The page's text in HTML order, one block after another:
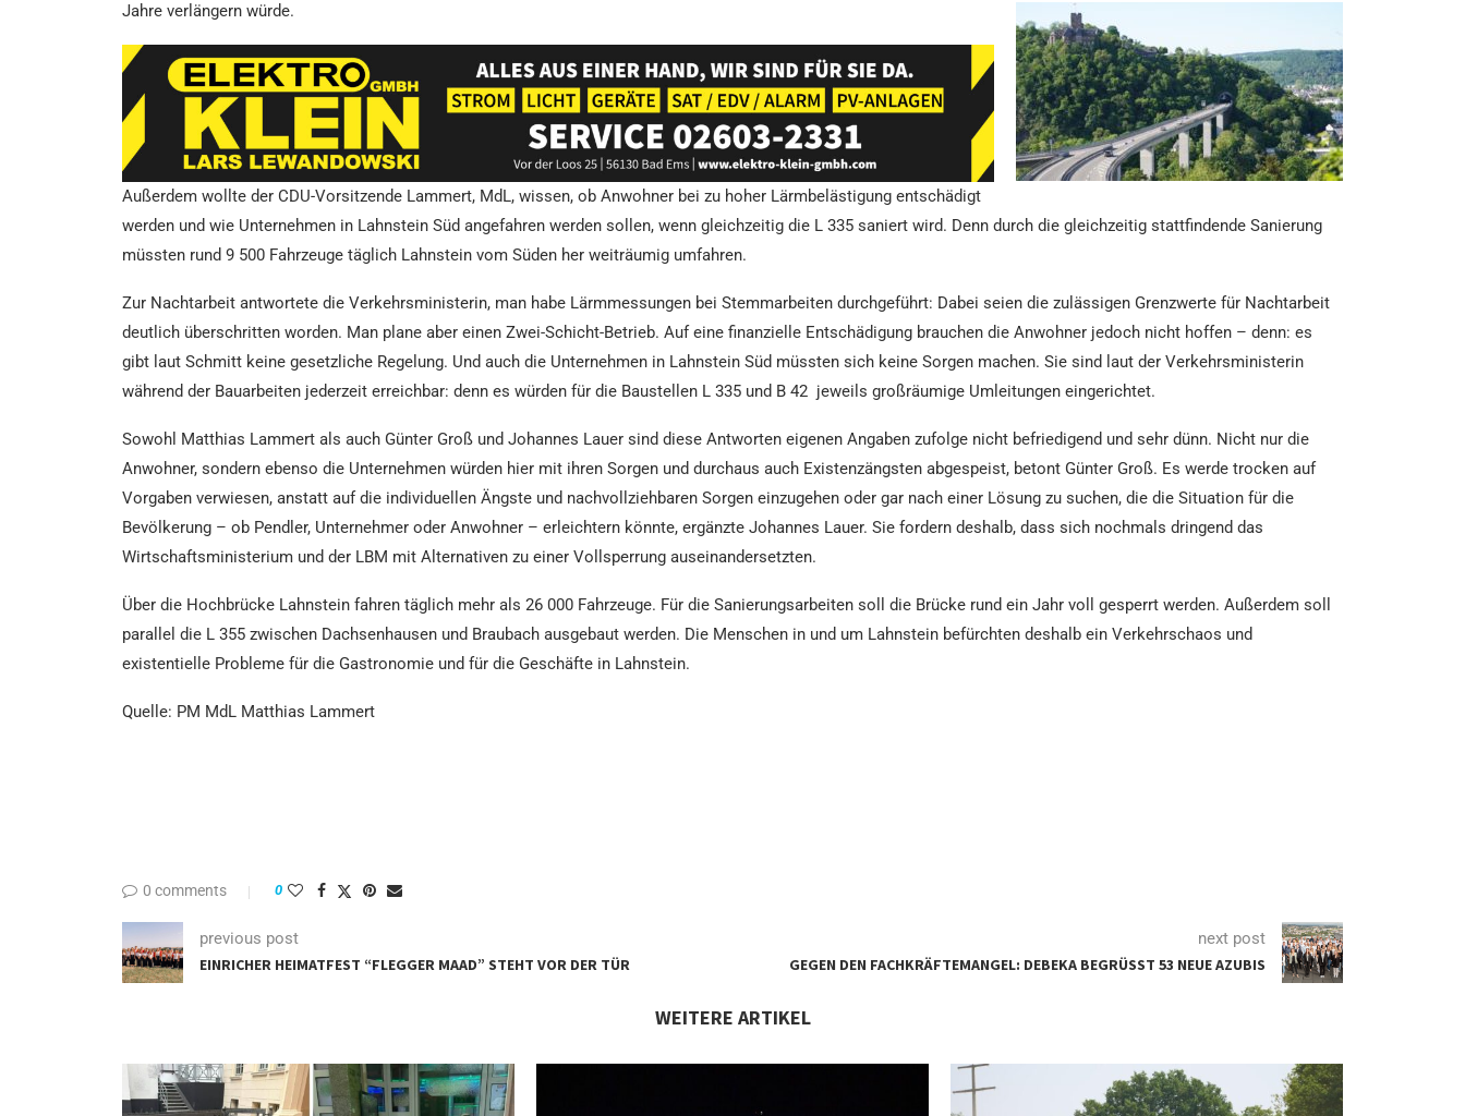
Jahre verlängern würde.
Außerdem wollte der CDU-Vorsitzende Lammert, MdL, wissen, ob Anwohner bei zu hoher Lärmbelästigung entschädigt
werden und wie Unternehmen in Lahnstein Süd angefahren werden sollen, wenn gleichzeitig die L 335 saniert wird. Denn durch die gleichzeitig stattfindende Sanierung
müssten rund 9 500 Fahrzeuge täglich Lahnstein vom Süden her weiträumig umfahren.
Zur Nachtarbeit antwortete die Verkehrsministerin, man habe Lärmmessungen bei Stemmarbeiten durchgeführt: Dabei seien die zulässigen Grenzwerte für Nachtarbeit
deutlich überschritten worden. Man plane aber einen Zwei-Schicht-Betrieb. Auf eine finanzielle Entschädigung brauchen die Anwohner jedoch nicht hoffen – denn: es
gibt laut Schmitt keine gesetzliche Regelung. Und auch die Unternehmen in Lahnstein Süd müssten sich keine Sorgen machen. Sie sind laut der Verkehrsministerin
während der Bauarbeiten jederzeit erreichbar: denn es würden für die Baustellen L 335 und B 42 jeweils großräumige Umleitungen eingerichtet.
Sowohl Matthias Lammert als auch Günter Groß und Johannes Lauer sind diese Antworten eigenen Angaben zufolge nicht befriedigend und sehr dünn. Nicht nur die
Anwohner, sondern ebenso die Unternehmen würden hier mit ihren Sorgen und durchaus auch Existenzängsten abgespeist, betont Günter Groß. Es werde trocken auf
Vorgaben verwiesen, anstatt auf die individuellen Ängste und nachvollziehbaren Sorgen einzugehen oder gar nach einer Lösung zu suchen, die die Situation für die
Bevölkerung – ob Pendler, Unternehmer oder Anwohner – erleichtern könnte, ergänzte Johannes Lauer. Sie fordern deshalb, dass sich nochmals dringend das
Wirtschaftsministerium und der LBM mit Alternativen zu einer Vollsperrung auseinandersetzten.
Über die Hochbrücke Lahnstein fahren täglich mehr als 26 000 Fahrzeuge. Für die Sanierungsarbeiten soll die Brücke rund ein Jahr voll gesperrt werden. Außerdem soll
parallel die L 355 zwischen Dachsenhausen und Braubach ausgebaut werden. Die Menschen in und um Lahnstein befürchten deshalb ein Verkehrschaos und
existentielle Probleme für die Gastronomie und für die Geschäfte in Lahnstein.
Quelle: PM MdL Matthias Lammert
0 comments 0
previous post
EINRICHER HEIMATFEST “FLEGGER MAAD” STEHT VOR DER TÜR
next post
GEGEN DEN FACHKRÄFTEMANGEL: DEBEKA BEGRÜSST 53 NEUE AZUBIS
WEITERE ARTIKEL